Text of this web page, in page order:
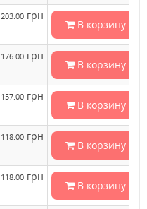
203.00 грн
В корзину
176.00 грн
В корзину
157.00 грн
В корзину
118.00 грн
В корзину
118.00 грн
В корзину